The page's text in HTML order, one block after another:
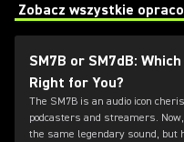
Zobacz wszystkie
(Opens in a new tab)
SM7B or SM7dB:
Right for You?
The SM7B is an audio icon
podcasters and streamers.
the same legendary sound, but